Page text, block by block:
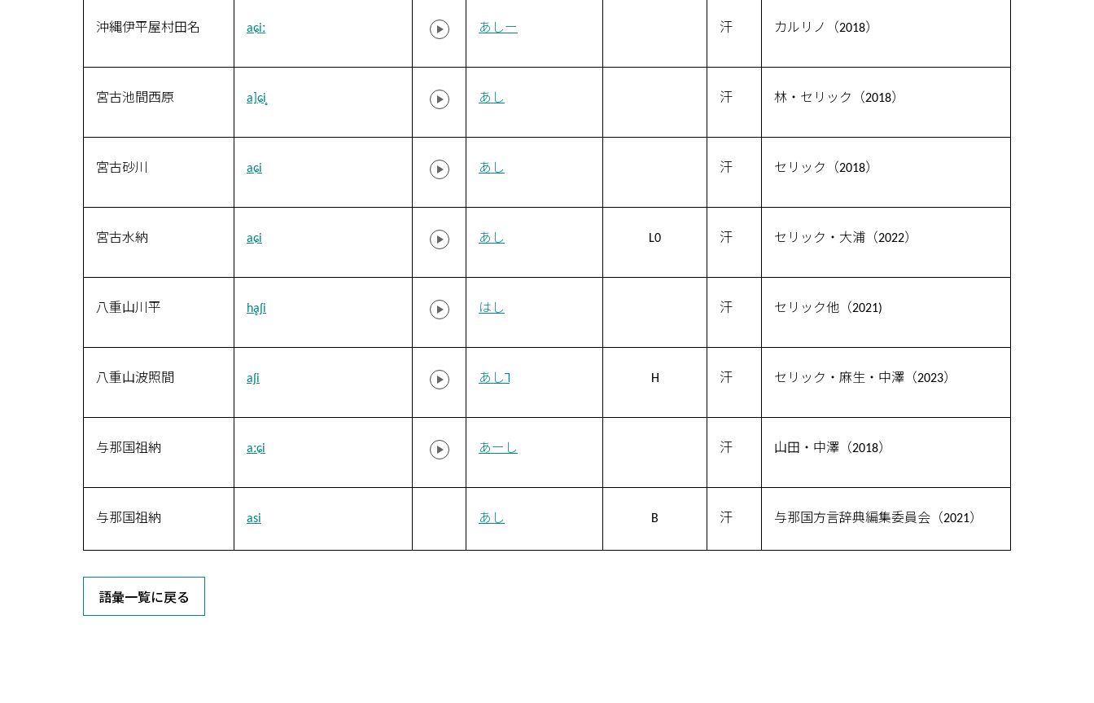
沖縄伊平屋村田名 aɕiː あしー 汗 カルリノ（2018）
宮古池間西原 a]ɕi̥ あし 汗 林・セリック（2018）
宮古砂川 aɕi あし 汗 セリック（2018）
宮古水納 aɕi あし L0 汗 セリック・大浦（2022）
八重山川平 hḁʃi はし 汗 セリック他（2021)
八重山波照間 aʃi あし˥ H 汗 セリック・麻生・中澤（2023）
与那国祖納 aːɕi あーし 汗 山田・中澤（2018）
与那国祖納 asi あし B 汗 与那国方言辞典編集委員会（2021）
語彙一覧に戻る